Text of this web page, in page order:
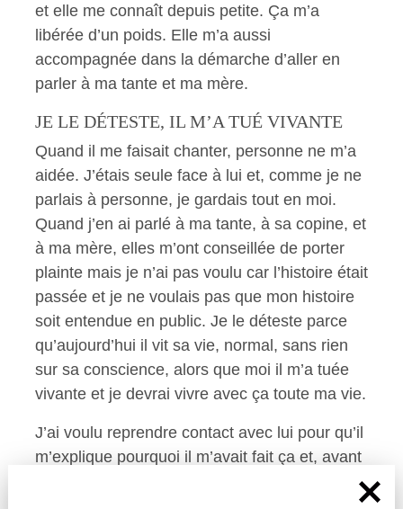
et elle me connaît depuis petite. Ça m’a
libérée d’un poids. Elle m’a aussi
accompagnée dans la démarche d’aller en
parler à ma tante et ma mère.
JE LE DÉTESTE, IL M’A TUÉ VIVANTE
Quand il me faisait chanter, personne ne m’a
aidée. J’étais seule face à lui et, comme je ne
parlais à personne, je gardais tout en moi.
Quand j’en ai parlé à ma tante, à sa copine, et
à ma mère, elles m’ont conseillée de porter
plainte mais je n’ai pas voulu car l’histoire était
passée et je ne voulais pas que mon histoire
soit entendue en public. Je le déteste parce
qu’aujourd’hui il vit sa vie, normal, sans rien
sur sa conscience, alors que moi il m’a tuée
vivante et je devrai vivre avec ça toute ma vie.
J’ai voulu reprendre contact avec lui pour qu’il
m’explique pourquoi il m’avait fait ça et, avant